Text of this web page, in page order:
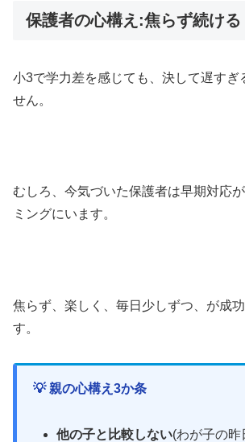
保護者の心構え:焦らず続ける
小3で学力差を感じても、決して遅すぎ
せん。
むしろ、今気づいた保護者は早期対応
ミングにいます。
焦らず、楽しく、毎日少しずつ、が成
す。
💡 親の心構え3か条
他の子と比較しない(わが子の